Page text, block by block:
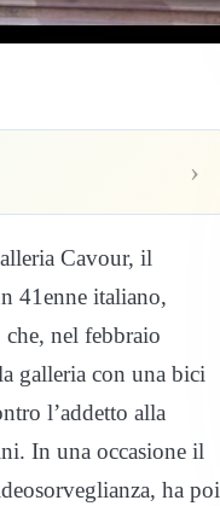
›
Cavour, il
41enne italiano,
nel febbraio
galleria con una bici
l’addetto alla
In una occasione il
ha poi